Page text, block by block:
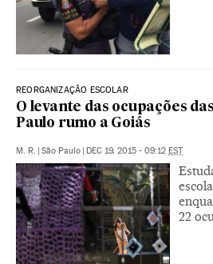
REORGANIZAÇÃO ESCOLAR
O levante das ocupações
Paulo rumo a Goiás
M. R. | São Paulo | DEC 19, 2015 - 09:12 EST
22